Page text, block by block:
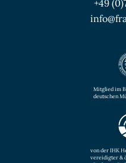
+49
Mitglied im
deutschen
von der IHK
vereidigter &